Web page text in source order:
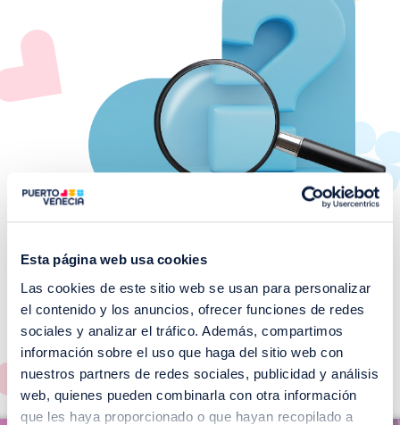
Esta página web usa cookies
Las cookies de este sitio web se usan para personalizar
el contenido y los anuncios, ofrecer funciones de redes
sociales y analizar el tráfico. Además, compartimos
información sobre el uso que haga del sitio web con
nuestros partners de redes sociales, publicidad y análisis
web, quienes pueden combinarla con otra información
que les haya proporcionado o que hayan recopilado a
¡No te pierdas nuestros
EVENTOS!
Ver todos >